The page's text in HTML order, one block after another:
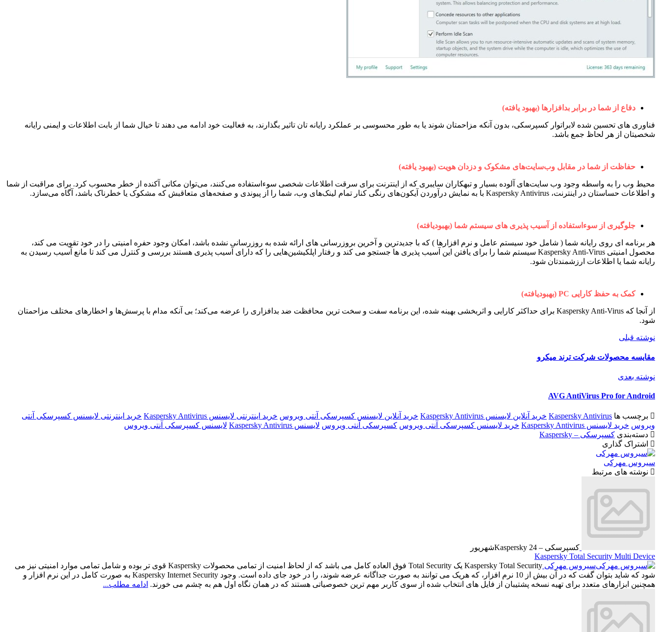
دفاع از شما در برابر بدافزارها (بهبود یافته)
فناوری های تحسین شده لابراتوار کسپرسکی، بدون آنکه مزاحمتان شوند یا به طور محسوسی بر عملکرد رایانه تان تاثیر بگذارند، به فعالیت خود ادامه می دهند تا خیال شما از بابت اطلاعات و ایمنی رایانه
شخصیتان از هر لحاظ جمع باشد.
حفاظت از شما در مقابل وب‌سایت‌های مشکوک و دزدان هویت (بهبود یافته)
محیط وب را به واسطه وجود وب سایت‌های آلوده بسیار و تبهکاران سایبری که از اینترنت برای سرقت اطلاعات شخصی سوءاستفاده می‌کنند، می‌توان مکانی آکنده از خطر محسوب کرد. برای مراقبت از شما
و اطلاعات حساستان در اینترنت، Kaspersky Antivirus با به نمایش درآوردن آیکون‌های رنگی کنار تمام لینک‌های وب، شما را از پیوندی و صفحه‌های متعاقبش که مشکوک یا خطرناک باشد، آگاه می‌سازد.
جلوگیری از سوءاستفاده از آسیب پذیری‌ های سیستم شما (بهبودیافته)
هر برنامه‌ ای روی رایانه شما ( شامل خود سیستم عامل و نرم‌ افزارها ) که با جدیدترین و آخرین بروزرسانی های ارائه شده به روزرسانی نشده باشد، امکان وجود حفره امنیتی را در خود تقویت می کند،
محصول امنیتی Kaspersky Anti-Virus سیستم شما را برای یافتن این آسیب پذیری ها جستجو می کند و رفتار اپلکیشین‌هایی را که دارای آسیب پذیری هستند بررسی و کنترل می‌ کند تا مانع آسیب رسیدن به
رایانه شما یا اطلاعات ارزشمندتان شود.
کمک به حفظ کارایی PC (بهبودیافته)
از آنجا که Kaspersky Anti-Virus برای حداکثر کارایی و اثربخشی بهینه شده، این برنامه سفت و سخت ترین محافظت ضد بدافزاری را عرضه می‌کند؛ بی‌ آنکه مدام با پرسش‌ها و اخطارهای مختلف مزاحمتان
شود.
نوشته قبلی
مقایسه محصولات شرکت ترند میکرو
نوشته بعدی
AVG AntiVirus Pro for Android
برچسب ها Kaspersky Antivirus خرید آنلاین لایسنس Kaspersky Antivirus خرید آنلاین لایسنس کسپرسکی آنتی ویروس خرید اینترنتی لایسنس Kaspersky Antivirus
خرید اینترنتی لایسنس کسپرسکی آنتی
ویروس خرید لایسنس Kaspersky Antivirus خرید لایسنس کسپرسکی آنتی ویروس کسپرسکی آنتی ویروس لایسنس Kaspersky Antivirus
لایسنس کسپرسکی آنتی ویروس
دسته‌بندی کسپرسکی – Kaspersky
اشتراک گذاری
سیروس مهرکی
نوشته های مرتبط
کسپرسکی – Kaspersky 24
شهریور
Kaspersky Total Security Multi Device
سیروس مهرکی
Kaspersky Total Security یک Total Security فوق العاده کامل می باشد که از لحاظ امنیت از تمامی محصولات Kaspersky قوی تر بوده و شامل تمامی موارد امنیتی نیز می
شود که شاید بتوان گفت که در آن بیش از 10 نرم افزار، که هریک می توانند به صورت جداگانه عرضه شوند، را در خود جای داده است. وجود Kaspersky Internet Security به صورت کامل در این نرم افزار و
همچنین ابزارهای متعدد برای تهیه نسخه پشتیبان از فایل های انتخاب شده از سوی کاربر مهم ترین خصوصیاتی هستند که در همان نگاه اول هم به چشم می خورند. ادامه مطلب...